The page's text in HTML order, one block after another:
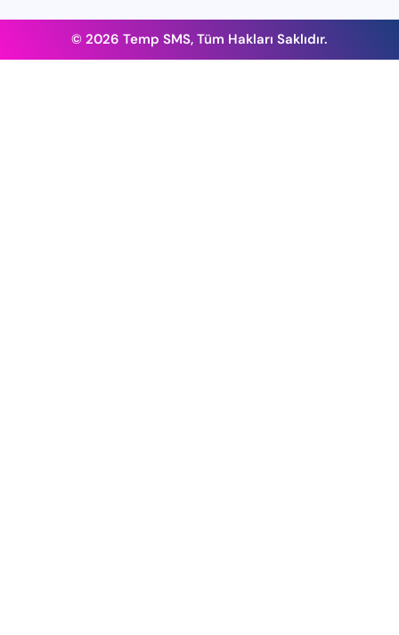
© 2026 Temp SMS, Tüm Hakları Saklıdır.